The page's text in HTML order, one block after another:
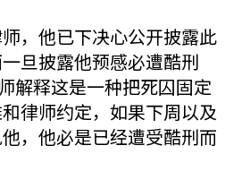
，他已下决心公开披露此
旦披露他预感必遭酷刑
解释这是一种把死囚固定
律师约定，如果下周以及
，他必是已经遭受酷刑而